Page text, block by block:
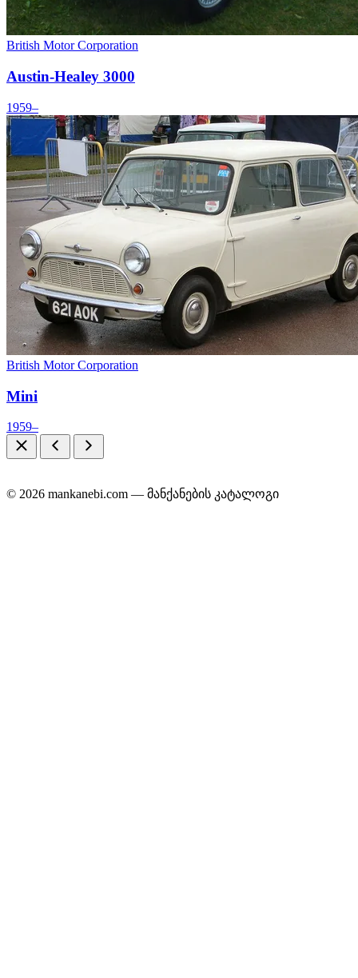
British Motor Corporation
Austin-Healey 3000
1959–
British Motor Corporation
Mini
1959–
© 2026 mankanebi.com — მანქანების კატალოგი